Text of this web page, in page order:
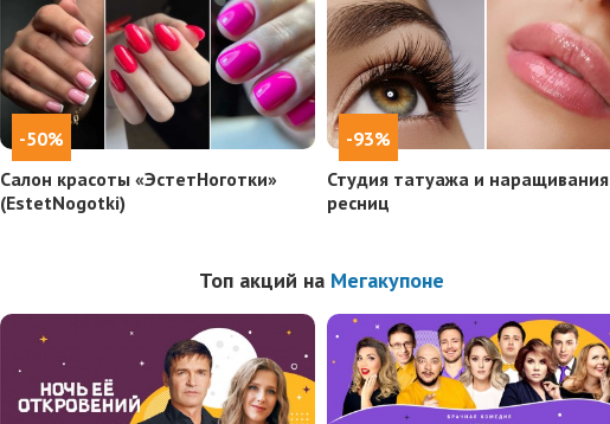
-50%
Салон красоты «ЭстетНоготки»
(EstetNogotki)
-93%
Студия татуажа и наращивания
ресниц
Топ акций на Мегакупоне